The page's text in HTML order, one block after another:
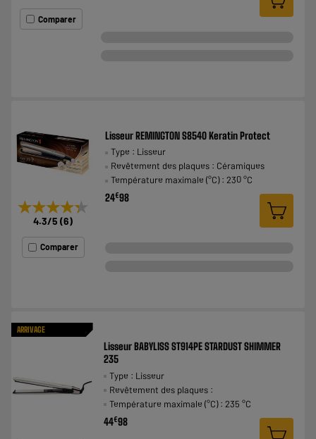
Comparer
★★★★★
★★★★★
4.3/5 (6)
Comparer
Lisseur REMINGTON S8540 Keratin Protect
Type : Lisseur
Revêtement des plaques : Céramiques
Température maximale (°C) : 230 °C
24€98
ARRIVAGE
Lisseur BABYLISS ST914PE STARDUST SHIMMER
235
Type : Lisseur
Revêtement des plaques :
Température maximale (°C) : 235 °C
44€98